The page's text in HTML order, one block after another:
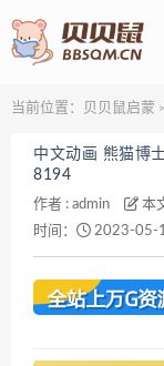
当前位置： 贝贝鼠启蒙 >
中文动画 熊猫博
8194
作者 : admin 本
时间：
2023-05-